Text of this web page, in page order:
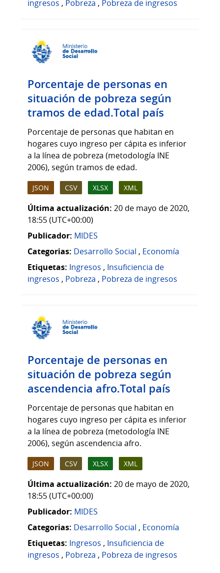
ingresos , Pobreza , Pobreza de ingresos
Porcentaje de personas en
situación de pobreza según
tramos de edad.Total país
Porcentaje de personas que habitan en
hogares cuyo ingreso per cápita es inferior
a la línea de pobreza (metodología INE
2006), según tramos de edad.
JSON CSV XLSX XML
Última actualización: 20 de mayo de 2020,
18:55 (UTC+00:00)
Publicador: MIDES
Categorias: Desarrollo Social , Economía
Etiquetas: Ingresos , Insuficiencia de
ingresos , Pobreza , Pobreza de ingresos
Porcentaje de personas en
situación de pobreza según
ascendencia afro.Total país
Porcentaje de personas que habitan en
hogares cuyo ingreso per cápita es inferior
a la línea de pobreza (metodología INE
2006), según ascendencia afro.
JSON CSV XLSX XML
Última actualización: 20 de mayo de 2020,
18:55 (UTC+00:00)
Publicador: MIDES
Categorias: Desarrollo Social , Economía
Etiquetas: Ingresos , Insuficiencia de
ingresos , Pobreza , Pobreza de ingresos